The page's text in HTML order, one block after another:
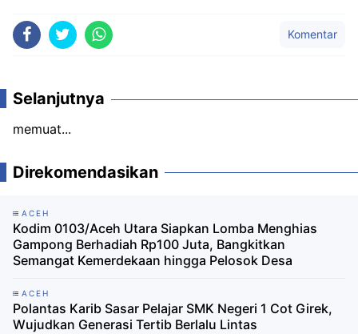
Komentar
Selanjutnya
memuat...
Direkomendasikan
ACEH
Kodim 0103/Aceh Utara Siapkan Lomba Menghias
Gampong Berhadiah Rp100 Juta, Bangkitkan
Semangat Kemerdekaan hingga Pelosok Desa
ACEH
Polantas Karib Sasar Pelajar SMK Negeri 1 Cot Girek,
Wujudkan Generasi Tertib Berlalu Lintas